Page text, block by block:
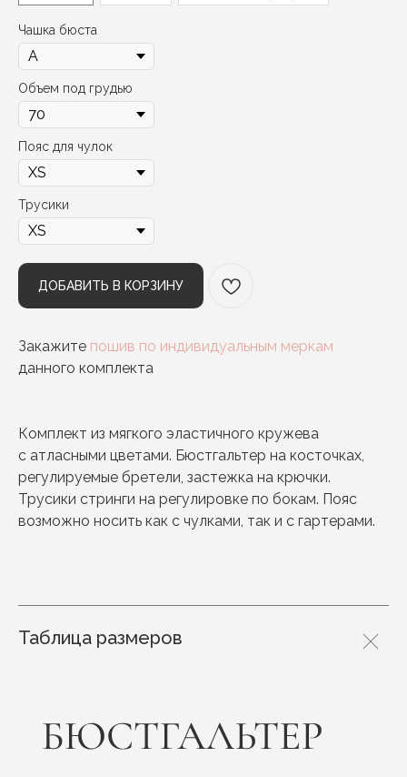
Чашка бюста
Объем под грудью
Пояс для чулок
Трусики
ДОБАВИТЬ В КОРЗИНУ
Закажите пошив по индивидуальным меркам
данного комплекта
Комплект из мягкого эластичного кружева
с атласными цветами. Бюстгальтер на косточках,
регулируемые бретели, застежка на крючки.
Трусики стринги на регулировке по бокам. Пояс
возможно носить как с чулками, так и с гартерами.
Таблица размеров